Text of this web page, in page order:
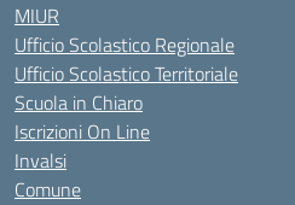
MIUR
Ufficio Scolastico Regionale
Ufficio Scolastico Territoriale
Scuola in Chiaro
Iscrizioni On Line
Invalsi
Comune